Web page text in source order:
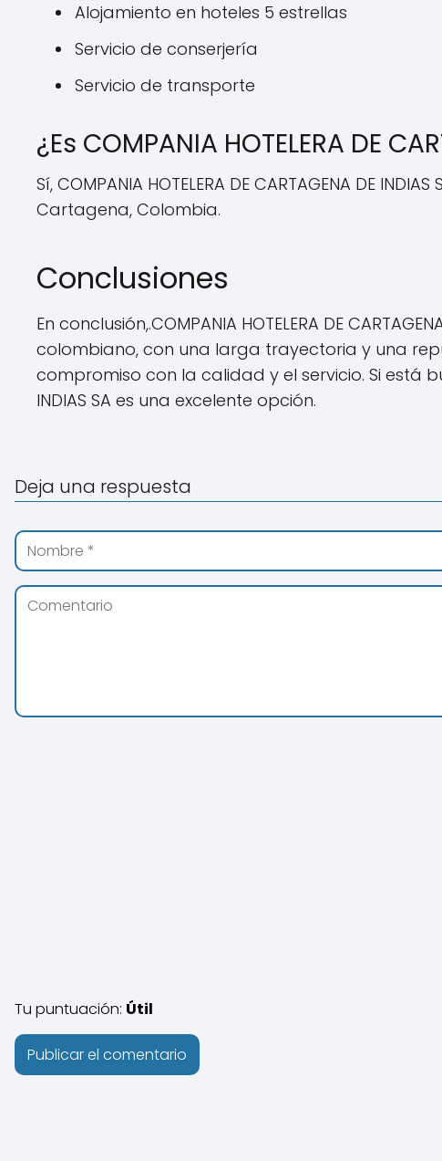
Alojamiento en hoteles 5 estrellas
Servicio de conserjería
Servicio de transporte
¿Es COMPANIA HOTELERA DE
Sí, COMPANIA HOTELERA DE CARTAGENA DE
Cartagena, Colombia.
Conclusiones
En conclusión,.COMPANIA HOTELERA DE
colombiano, con una larga trayectoria y una
compromiso con la calidad y el servicio. Si está
INDIAS SA es una excelente opción.
Deja una respuesta
Tu puntuación: Útil